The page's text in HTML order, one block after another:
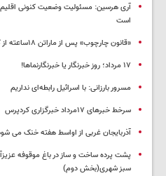
آری هرسین: مسئولیت وضعیت کنونی
است
«قانون چارچوب» پس از ماراتن ۱۸ساعته از کمیسیون عدالت گذشت
١٧ مرداد؛ روز خبرنگار یا خبرنگارنماها!
مسرور بارزانی: با اسرائیل رابطه‌ای نداریم
سرخط خبرهای ۱۷مرداد خبرگزاری کردپرس
آذربایجان غربی از اواسط هفته خنک می
پشت پرده ساخت و ساز در باغ موقوفه
سبز شهری(بخش دوم)